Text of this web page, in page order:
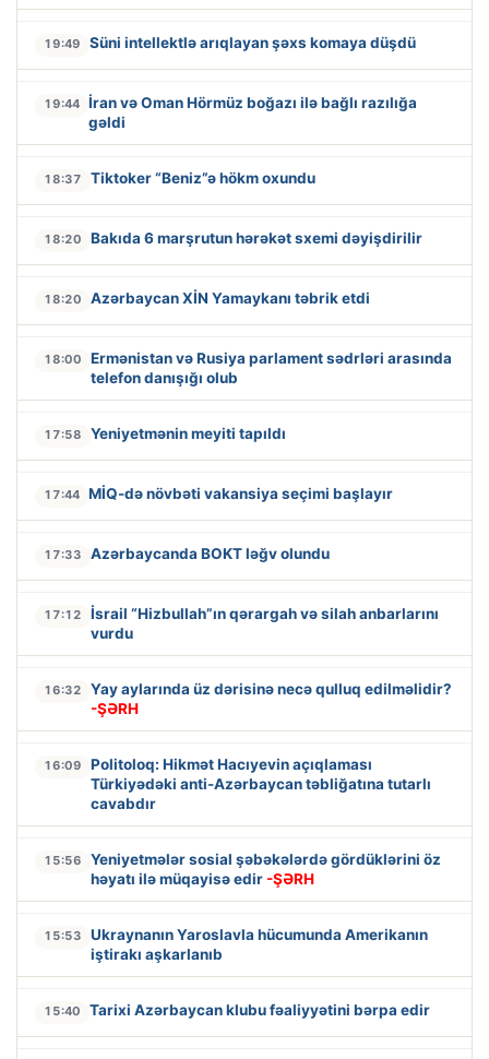
19:49 Süni intellektlə arıqlayan şəxs komaya düşdü
19:44 İran və Oman Hörmüz boğazı ilə bağlı razılığa
gəldi
18:37 Tiktoker “Beniz”ə hökm oxundu
18:20 Bakıda 6 marşrutun hərəkət sxemi dəyişdirilir
18:20 Azərbaycan XİN Yamaykanı təbrik etdi
18:00
Ermənistan və Rusiya parlament sədrləri arasında
telefon danışığı olub
17:58 Yeniyetmənin meyiti tapıldı
17:44 MİQ-də növbəti vakansiya seçimi başlayır
17:33 Azərbaycanda BOKT ləğv olundu
17:12
İsrail “Hizbullah”ın qərargah və silah anbarlarını
vurdu
16:32
Yay aylarında üz dərisinə necə qulluq edilməlidir?
-ŞƏRH
16:09
Politoloq: Hikmət Hacıyevin açıqlaması
Türkiyədəki anti-Azərbaycan təbliğatına tutarlı
cavabdır
15:56
Yeniyetmələr sosial şəbəkələrdə gördüklərini öz
həyatı ilə müqayisə edir -ŞƏRH
15:53
Ukraynanın Yaroslavla hücumunda Amerikanın
iştirakı aşkarlanıb
15:40 Tarixi Azərbaycan klubu fəaliyyətini bərpa edir